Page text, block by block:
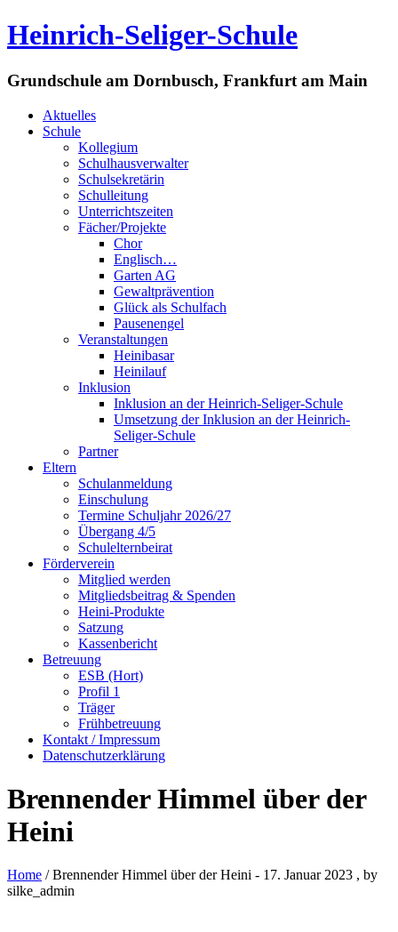
Heinrich-Seliger-Schule
Grundschule am Dornbusch, Frankfurt am Main
Aktuelles
Schule
Kollegium
Schulhausverwalter
Schulsekretärin
Schulleitung
Unterrichtszeiten
Fächer/Projekte
Chor
Englisch…
Garten AG
Gewaltprävention
Glück als Schulfach
Pausenengel
Veranstaltungen
Heinibasar
Heinilauf
Inklusion
Inklusion an der Heinrich-Seliger-Schule
Umsetzung der Inklusion an der Heinrich-
Seliger-Schule
Partner
Eltern
Schulanmeldung
Einschulung
Termine Schuljahr 2026/27
Übergang 4/5
Schulelternbeirat
Förderverein
Mitglied werden
Mitgliedsbeitrag & Spenden
Heini-Produkte
Satzung
Kassenbericht
Betreuung
ESB (Hort)
Profil 1
Träger
Frühbetreuung
Kontakt / Impressum
Datenschutzerklärung
Brennender Himmel über der
Heini
Home / Brennender Himmel über der Heini - 17. Januar 2023 , by
silke_admin